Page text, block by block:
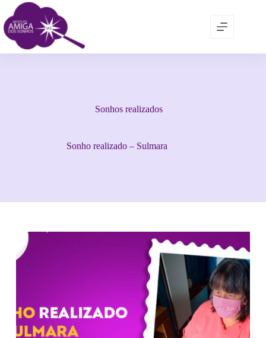
Sonhos realizados
Sonho realizado – Sulmara